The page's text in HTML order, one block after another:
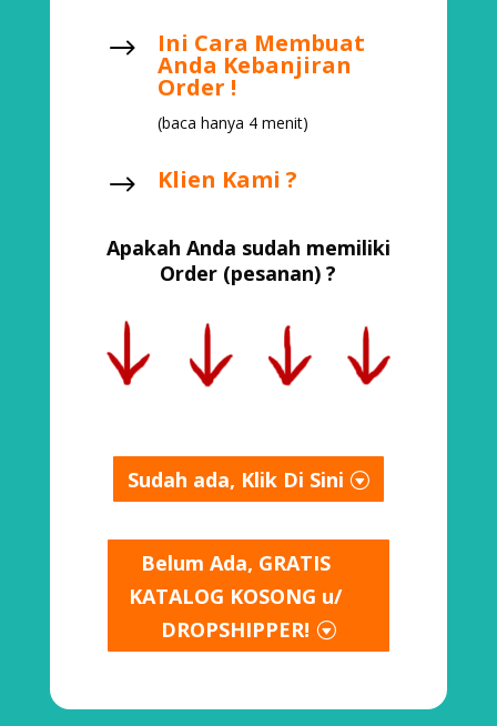
$ Ini Cara Membuat
Anda Kebanjiran
Order !
(baca hanya 4 menit)
$ Klien Kami ?
Apakah Anda sudah memiliki
Order (pesanan) ?
Sudah ada, Klik Di Sini
Belum Ada, GRATIS
KATALOG KOSONG u/
DROPSHIPPER!